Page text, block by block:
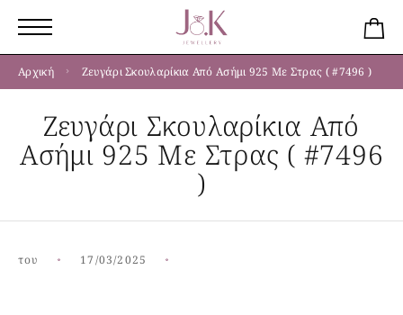
Αρχική Ζευγάρι Σκουλαρίκια Από Ασήμι 925 Με Στρας ( #7496 )
Ζευγάρι Σκουλαρίκια Από
Ασήμι 925 Με Στρας ( #7496
)
του 17/03/2025